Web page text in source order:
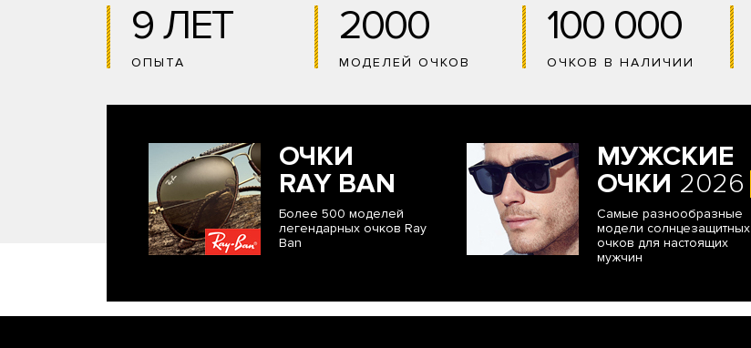
9 ЛЕТ
ОПЫТА
2000
МОДЕЛЕЙ ОЧКОВ
100 000
ОЧКОВ В НАЛИЧИИ
ОЧКИ
RAY BAN
Более 500 моделей
легендарных очков Ray
Ban
МУЖСКИЕ
ОЧКИ 2026
Самые разнообразные
модели солнцезащитных
очков для настоящих
мужчин